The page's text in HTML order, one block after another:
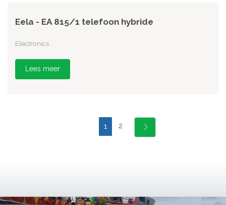
Eela - EA 815/1 telefoon hybride
Electronics
Lees meer
1 2